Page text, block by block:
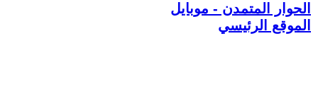
الحوار المتمدن - موبايل
الموقع الرئيسي